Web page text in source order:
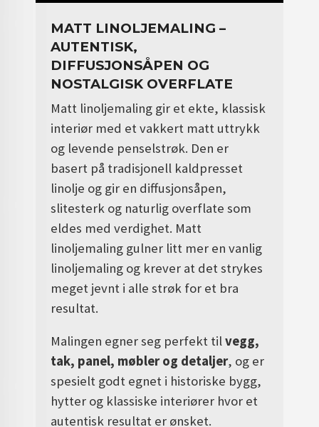
MATT LINOLJEMALING –
AUTENTISK,
DIFFUSJONSÅPEN OG
NOSTALGISK OVERFLATE
Matt linoljemaling gir et ekte, klassisk
interiør med et vakkert matt uttrykk
og levende penselstrøk. Den er
basert på tradisjonell kaldpresset
linolje og gir en diffusjonsåpen,
slitesterk og naturlig overflate som
eldes med verdighet. Matt
linoljemaling gulner litt mer en vanlig
linoljemaling og krever at det strykes
meget jevnt i alle strøk for et bra
resultat.
Malingen egner seg perfekt tilvegg,
tak, panel, møbler og detaljer, og er
spesielt godt egnet i historiske bygg,
hytter og klassiske interiører hvor et
autentisk resultat er ønsket.